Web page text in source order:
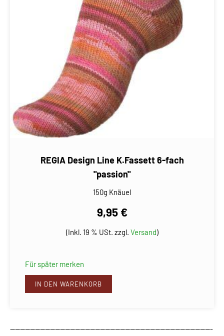
REGIA Design Line K.Fassett 6-fach
"passion"
150g Knäuel
9,95 €
(Inkl. 19 % USt. zzgl. Versand)
Für später merken
IN DEN WARENKORB
---------------------------------------------------------------------------------